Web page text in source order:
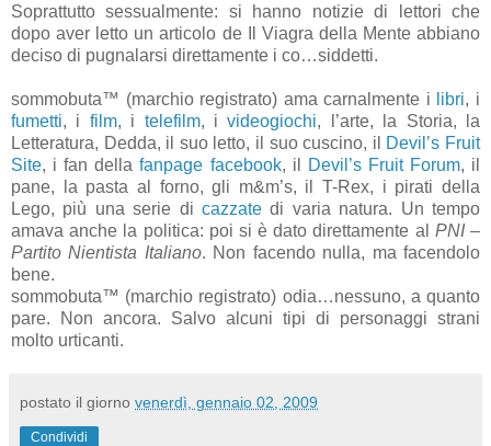
Soprattutto sessualmente: si hanno notizie di lettori che
dopo aver letto un articolo de Il Viagra della Mente abbiano
deciso di pugnalarsi direttamente i co…siddetti.
sommobuta™ (marchio registrato) ama carnalmente i libri, i
fumetti, i film, i telefilm, ivideogiochi, l’arte, la Storia, la
Letteratura, Dedda, il suo letto, il suo cuscino, il Devil’s Fruit
Site, i fan dellafanpage facebook, il Devil’s Fruit Forum, il
pane, la pasta al forno, gli m&m’s, il T-Rex, i pirati della
Lego, più una serie di cazzate di varia natura. Un tempo
amava anche la politica: poi si è dato direttamente al PNI –
Partito Nientista Italiano. Non facendo nulla, ma facendolo
bene.
sommobuta™ (marchio registrato) odia…nessuno, a quanto
pare. Non ancora. Salvo alcuni tipi di personaggi strani
molto urticanti.
postato il giorno venerdì, gennaio 02, 2009
Condividi